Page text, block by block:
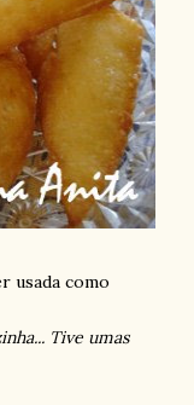
usada como
Tive umas